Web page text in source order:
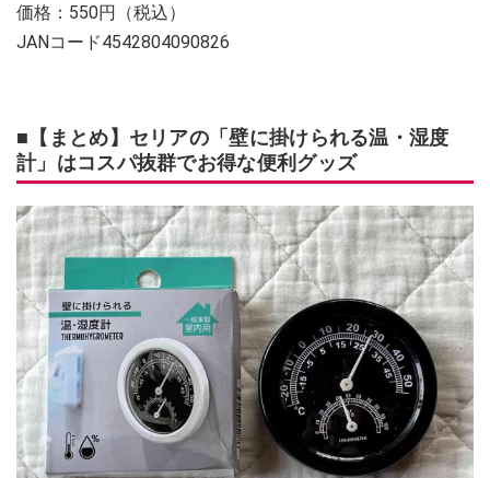
価格：550円（税込）
JANコード4542804090826
■【まとめ】セリアの「壁に掛けられる温・湿度
計」はコスパ抜群でお得な便利グッズ